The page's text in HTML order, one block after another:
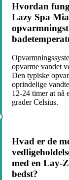
Hvordan
Lazy Spa
opvarme vandet
Den typiske
oprindelige
12-24 timer at nå
grader Celsius.
Hvad er de
med en Lay-
bedst?